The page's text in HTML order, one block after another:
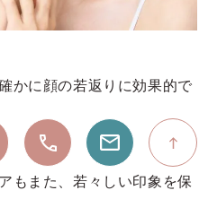
かに顔の若返りに効果的で
もまた、若々しい印象を保